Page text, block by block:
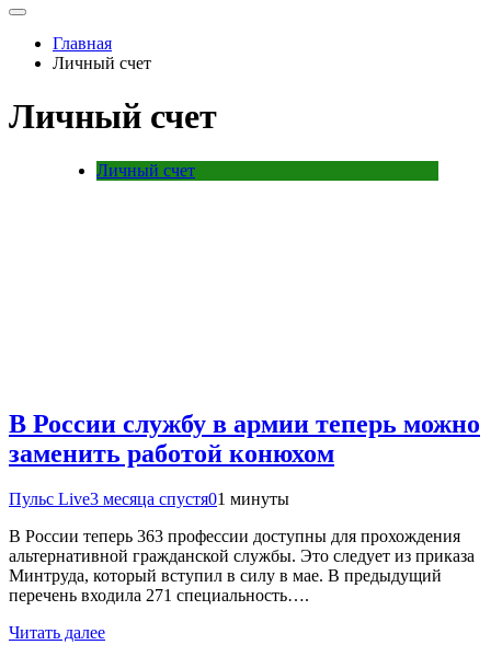
Главная
Личный счет
Личный счет
Личный счет
В России службу в армии теперь можно
заменить работой конюхом
Пульс Live3 месяца спустя01 минуты
В России теперь 363 профессии доступны для прохождения
альтернативной гражданской службы. Это следует из приказа
Минтруда, который вступил в силу в мае. В предыдущий
перечень входила 271 специальность….
Читать далее